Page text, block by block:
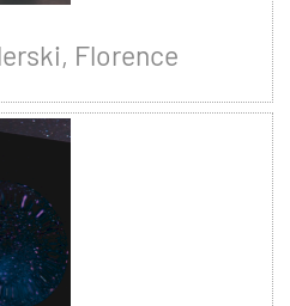
Florence